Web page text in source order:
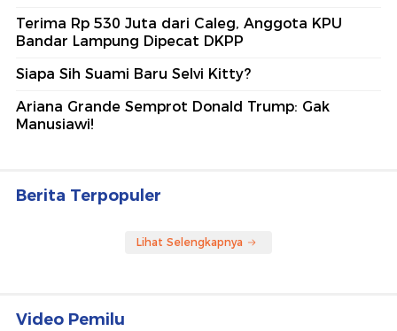
Terima Rp 530 Juta dari Caleg, Anggota KPU
Bandar Lampung Dipecat DKPP
Siapa Sih Suami Baru Selvi Kitty?
Ariana Grande Semprot Donald Trump: Gak
Manusiawi!
Berita Terpopuler
Lihat Selengkapnya
Video Pemilu